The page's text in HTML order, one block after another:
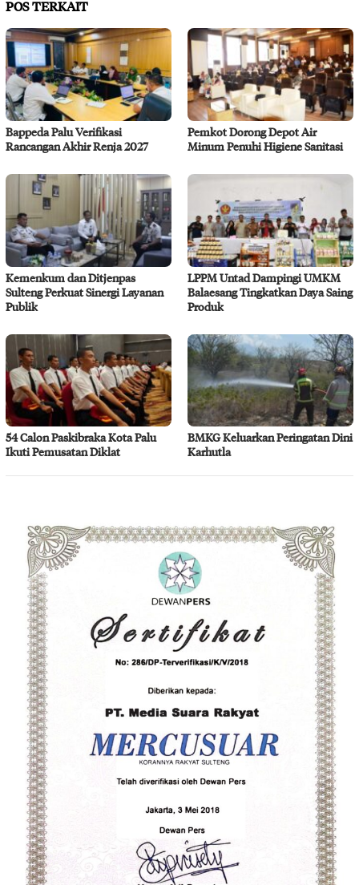
POS TERKAIT
Bappeda Palu Verifikasi
Rancangan Akhir Renja 2027
Pemkot Dorong Depot Air
Minum Penuhi Higiene Sanitasi
Kemenkum dan Ditjenpas
Sulteng Perkuat Sinergi Layanan
Publik
LPPM Untad Dampingi UMKM
Balaesang Tingkatkan Daya Saing
Produk
54 Calon Paskibraka Kota Palu
Ikuti Pemusatan Diklat
BMKG Keluarkan Peringatan Dini
Karhutla